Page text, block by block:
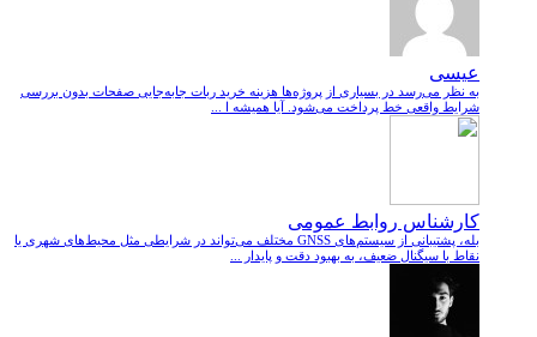
عیسی
به نظر می‌رسد در بسیاری از پروژه‌ها هزینه خرید ربات جابه‌جایی صفحات بدون بررسی
شرایط واقعی خط پرداخت می‌شود. آیا همیشه ا ...
کارشناس روابط عمومی
بله، پشتیبانی از سیستم‌های GNSS مختلف می‌تواند در شرایطی مثل محیط‌های شهری یا
نقاط با سیگنال ضعیف، به بهبود دقت و پایدار ...